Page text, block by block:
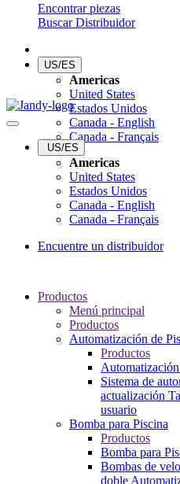
Encontrar piezas
Buscar Distribuidor
US/ES
Americas
United States
Estados Unidos
Canada - English
Canada - Français
US/ES
Americas
United States
Estados Unidos
Canada - English
Canada - Français
Encuentre un distribuidor
Productos
Menú principal
Productos
Automatización de
Productos
Sistema de
actualización
usuario
Bomba para Piscina
Productos
Bomba para
Bombas de
doble